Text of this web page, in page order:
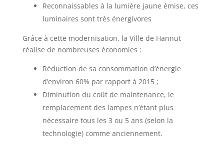
Reconnaissables à la lumière jaune émise, ces
luminaires sont très énergivores
Grâce à cette modernisation, la Ville de Hannut
réalise de nombreuses économies :
Réduction de sa consommation d’énergie
d’environ 60% par rapport à 2015 ;
Diminution du coût de maintenance, le
remplacement des lampes n’étant plus
nécessaire tous les 3 ou 5 ans (selon la
technologie) comme anciennement.